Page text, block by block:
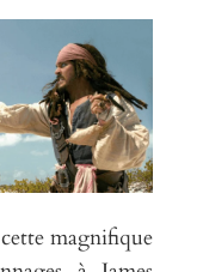
magnifique